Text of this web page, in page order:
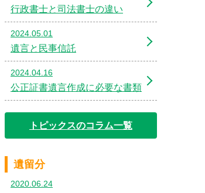
行政書士と司法書士の違い
2024.05.01
遺言と民事信託
2024.04.16
公正証書遺言作成に必要な書類
トピックスのコラム一覧
遺留分
2020.06.24